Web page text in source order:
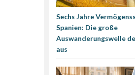
Sechs Jahre
Spanien: Die große
Auswanderungswelle
aus